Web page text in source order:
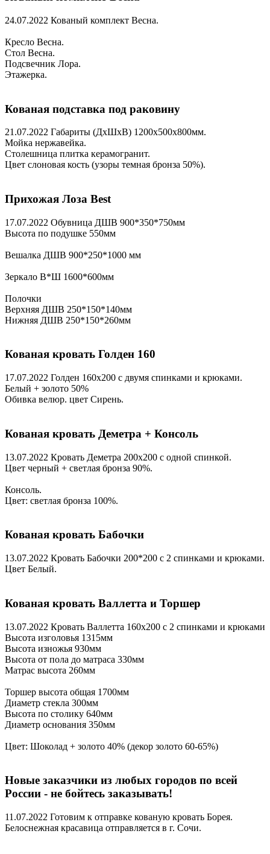
24.07.2022 Кованый комплект Весна.
Кресло Весна.
Стол Весна.
Подсвечник Лора.
Этажерка.
Кованая подставка под раковину
21.07.2022 Габариты (ДхШхВ) 1200х500х800мм.
Мойка нержавейка.
Столешница плитка керамогранит.
Цвет слоновая кость (узоры темная бронза 50%).
Прихожая Лоза Best
17.07.2022 Обувница ДШВ 900*350*750мм
Высота по подушке 550мм
Вешалка ДШВ 900*250*1000 мм
Зеркало В*Ш 1600*600мм
Полочки
Верхняя ДШВ 250*150*140мм
Нижняя ДШВ 250*150*260мм
Кованая кровать Голден 160
17.07.2022 Голден 160х200 с двумя спинками и крюками.
Белый + золото 50%
Обивка велюр. цвет Сирень.
Кованая кровать Деметра + Консоль
13.07.2022 Кровать Деметра 200х200 с одной спинкой.
Цвет черный + светлая бронза 90%.
Консоль.
Цвет: светлая бронза 100%.
Кованая кровать Бабочки
13.07.2022 Кровать Бабочки 200*200 с 2 спинками и крюками.
Цвет Белый.
Кованая кровать Валлетта и Торшер
13.07.2022 Кровать Валлетта 160х200 с 2 спинками и крюками
Высота изголовья 1315мм
Высота изножья 930мм
Высота от пола до матраса 330мм
Матрас высота 260мм
Торшер высота общая 1700мм
Диаметр стекла 300мм
Высота по столику 640мм
Диаметр основания 350мм
Цвет: Шоколад + золото 40% (декор золото 60-65%)
Новые заказчики из любых городов по всей
России - не бойтесь заказывать!
11.07.2022 Готовим к отправке кованую кровать Борея.
Белоснежная красавица отправляется в г. Сочи.